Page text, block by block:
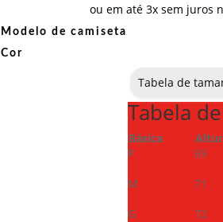
ou em até 3x sem juros
Modelo de camiseta
Cor
Tabela de
Tabela
Básica
P
69
M
71
G
72